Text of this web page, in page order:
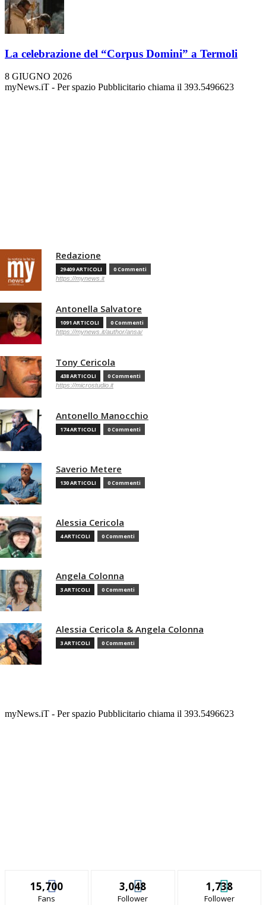
La celebrazione del “Corpus Domini” a Termoli
8 GIUGNO 2026
myNews.iT - Per spazio Pubblicitario chiama il 393.5496623
Redazione
29409 ARTICOLI 0 Commenti
https://mynews.it
Antonella Salvatore
1091 ARTICOLI 0 Commenti
https://mynews.it/author/ansa/
Tony Cericola
438 ARTICOLI 0 Commenti
https://microstudio.it
Antonello Manocchio
174 ARTICOLI 0 Commenti
Saverio Metere
130 ARTICOLI 0 Commenti
Alessia Cericola
4 ARTICOLI 0 Commenti
Angela Colonna
3 ARTICOLI 0 Commenti
Alessia Cericola & Angela Colonna
3 ARTICOLI 0 Commenti
myNews.iT - Per spazio Pubblicitario chiama il 393.5496623
15,700
Fans
3,048
Follower
1,738
Follower